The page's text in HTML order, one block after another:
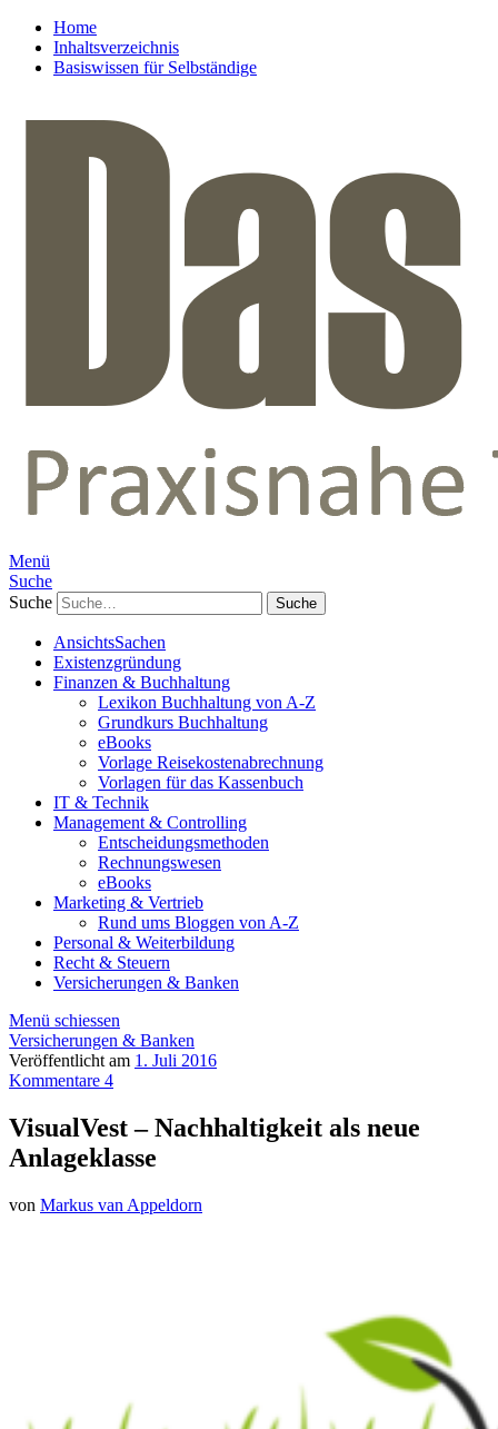
Home
Inhaltsverzeichnis
Basiswissen für Selbständige
Menü
Suche
Suche
AnsichtsSachen
Existenzgründung
Finanzen & Buchhaltung
Lexikon Buchhaltung von A-Z
Grundkurs Buchhaltung
eBooks
Vorlage Reisekostenabrechnung
Vorlagen für das Kassenbuch
IT & Technik
Management & Controlling
Entscheidungsmethoden
Rechnungswesen
eBooks
Marketing & Vertrieb
Rund ums Bloggen von A-Z
Personal & Weiterbildung
Recht & Steuern
Versicherungen & Banken
Menü schiessen
Versicherungen & Banken
Veröffentlicht am 1. Juli 2016
Kommentare 4
VisualVest – Nachhaltigkeit als neue
Anlageklasse
von Markus van Appeldorn